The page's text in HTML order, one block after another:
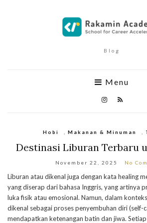
Blog
Menu
Hobi Makanan & Minuman
Destinasi Liburan Terbaru
November 22, 2025 No
Liburan atau dikenal juga dengan kata healing
yang diserap dari bahasa Inggris, yang artinya
luka fisik atau emosional. Namun, dalam
dikenal sebagai proses penyembuhan diri (self-
mendapatkan ketenangan batin dan jiwa.